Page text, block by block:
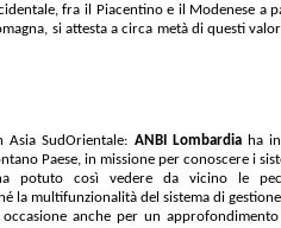
fra il Piacentino e il Modenese a
si attesta a circa metà di questi
SudOrientale: ANBI Lombardiaha
Paese, in missione per conoscere i
potuto così vedere da vicino le
la multifunzionalità del sistema di
anche per un